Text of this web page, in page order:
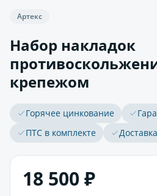
Артекс
Набор накладок
крепежом
Горячее цинкование
ПТС в комплекте
18 500 ₽